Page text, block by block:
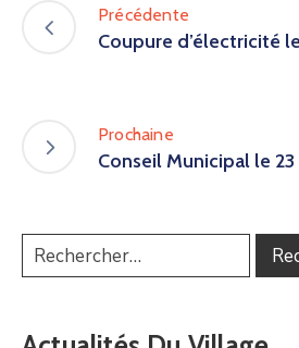
Précédente
Coupure d’électricité
Prochaine
Conseil Municipal le 23